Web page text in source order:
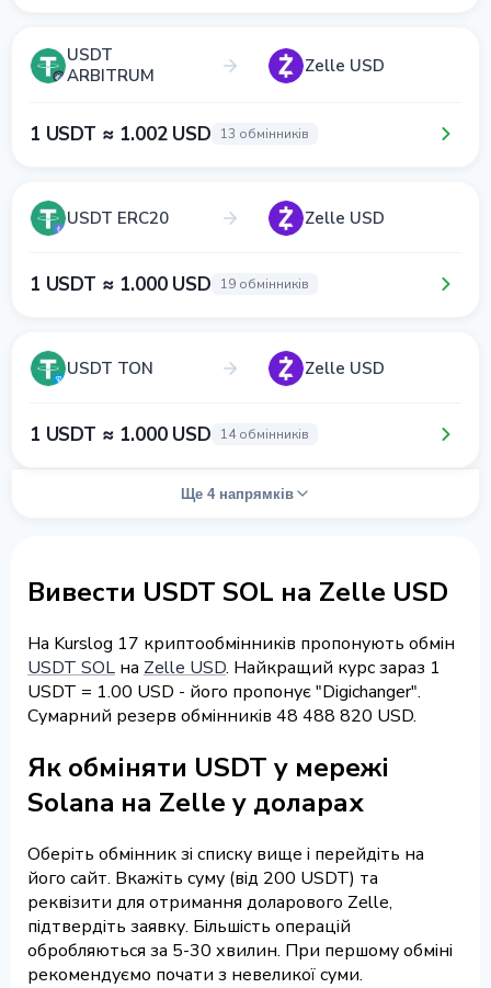
USDT
ARBITRUM
Zelle USD
1 USDT ≈ 1.002 USD 13 обмінників
USDT ERC20 Zelle USD
1 USDT ≈ 1.000 USD 19 обмінників
USDT TON Zelle USD
1 USDT ≈ 1.000 USD 14 обмінників
Ще 4 напрямків
Вивести USDT SOL на Zelle USD
На Kurslog 17 криптообмінників пропонують обмін
USDT SOL на Zelle USD. Найкращий курс зараз 1
USDT = 1.00 USD - його пропонує "Digichanger".
Сумарний резерв обмінників 48 488 820 USD.
Як обміняти USDT у мережі
Solana на Zelle у доларах
Оберіть обмінник зі списку вище і перейдіть на
його сайт. Вкажіть суму (від 200 USDT) та
реквізити для отримання доларового Zelle,
підтвердіть заявку. Більшість операцій
обробляються за 5-30 хвилин. При першому обміні
рекомендуємо почати з невеликої суми.